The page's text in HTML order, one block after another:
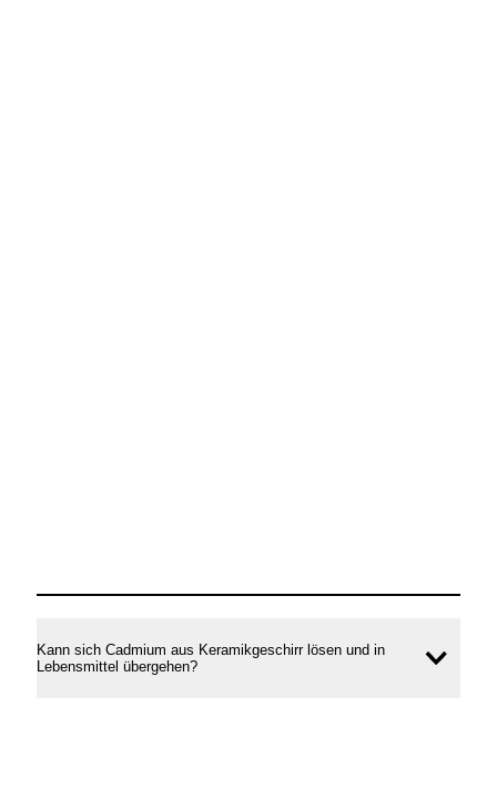
Kann sich Cadmium aus Keramikgeschirr lösen und in
Lebensmittel übergehen?